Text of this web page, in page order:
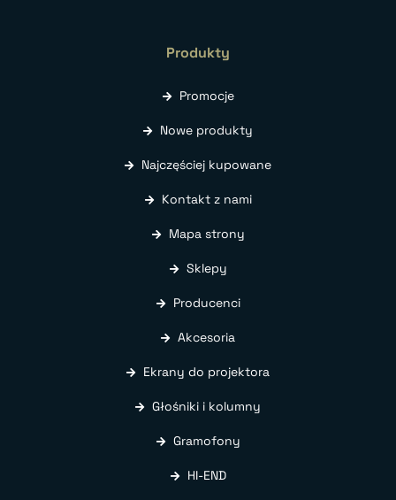
Produkty
Promocje
Nowe produkty
Najczęściej kupowane
Kontakt z nami
Mapa strony
Sklepy
Producenci
Akcesoria
Ekrany do projektora
Głośniki i kolumny
Gramofony
HI-END